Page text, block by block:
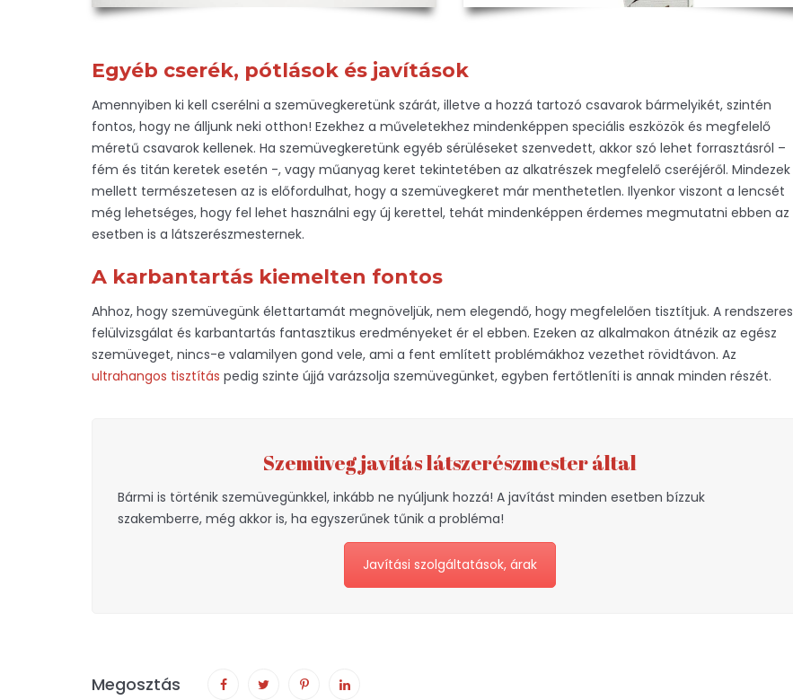
Egyéb cserék, pótlások és javítások
Amennyiben ki kell cserélni a szemüvegkeretünk szárát, illetve a hozzá tartozó csavarok bármelyikét, szintén
fontos, hogy ne álljunk neki otthon! Ezekhez a műveletekhez mindenképpen speciális eszközök és megfelelő
méretű csavarok kellenek. Ha szemüvegkeretünk egyéb sérüléseket szenvedett, akkor szó lehet forrasztásról –
fém és titán keretek esetén -, vagy műanyag keret tekintetében az alkatrészek megfelelő cseréjéről. Mindezek
mellett természetesen az is előfordulhat, hogy a szemüvegkeret már menthetetlen. Ilyenkor viszont a lencsét
még lehetséges, hogy fel lehet használni egy új kerettel, tehát mindenképpen érdemes megmutatni ebben az
esetben is a látszerészmesternek.
A karbantartás kiemelten fontos
Ahhoz, hogy szemüvegünk élettartamát megnöveljük, nem elegendő, hogy megfelelően tisztítjuk. A rendszeres
felülvizsgálat és karbantartás fantasztikus eredményeket ér el ebben. Ezeken az alkalmakon átnézik az egész
szemüveget, nincs-e valamilyen gond vele, ami a fent említett problémákhoz vezethet rövidtávon. Az
ultrahangos tisztítás pedig szinte újjá varázsolja szemüvegünket, egyben fertőtleníti is annak minden részét.
Szemüveg javítás látszerészmester által
Bármi is történik szemüvegünkkel, inkább ne nyúljunk hozzá! A javítást minden esetben bízzuk
szakemberre, még akkor is, ha egyszerűnek tűnik a probléma!
Javítási szolgáltatások, árak
Megosztás